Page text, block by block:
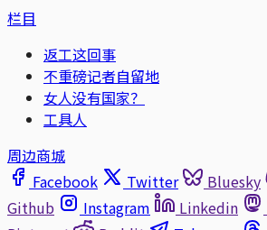
栏目
返工这回事
不重磅记者自留地
女人没有国家？
工具人
周边商城
Facebook
Twitter Bluesky
Github
Instagram Linkedin